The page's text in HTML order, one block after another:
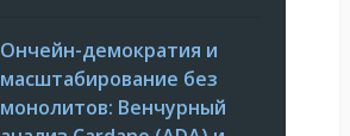
Ончейн-демократия и
масштабирование без
монолитов: Венчурный